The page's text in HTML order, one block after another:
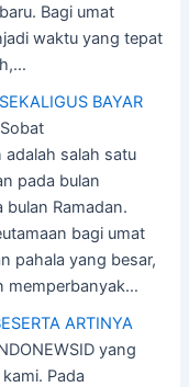
Bagi umat
waktu yang tepat
BAYAR
adalah salah satu
pada bulan
bulan Ramadan.
bagi umat
pahala yang besar,
memperbanyak…
ARTINYA
yang
Pada